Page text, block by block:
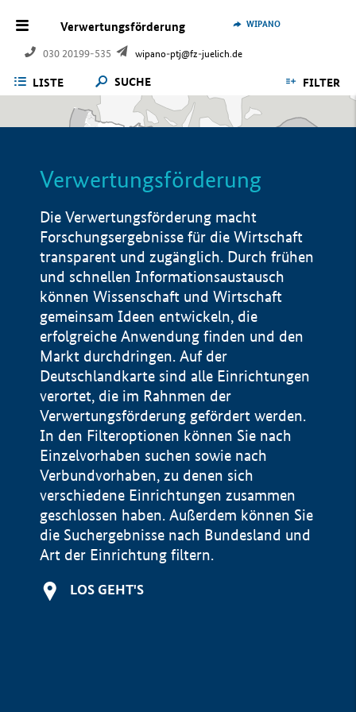
Verwertungsförderung
030 20199-535 wipano-ptj@fz-juelich.de
WIPANO
LISTE SUCHE FILTER
Verwertungsförderung
Die Verwertungsförderung macht
Forschungsergebnisse für die Wirtschaft
transparent und zugänglich. Durch frühen
und schnellen Informationsaustausch
können Wissenschaft und Wirtschaft
gemeinsam Ideen entwickeln, die
erfolgreiche Anwendung finden und den
Markt durchdringen. Auf der
Deutschlandkarte sind alle Einrichtungen
verortet, die im Rahnmen der
Verwertungsförderung gefördert werden.
In den Filteroptionen können Sie nach
Einzelvorhaben suchen sowie nach
Verbundvorhaben, zu denen sich
verschiedene Einrichtungen zusammen
geschlossen haben. Außerdem können Sie
die Suchergebnisse nach Bundesland und
Art der Einrichtung filtern.
LOS GEHT'S